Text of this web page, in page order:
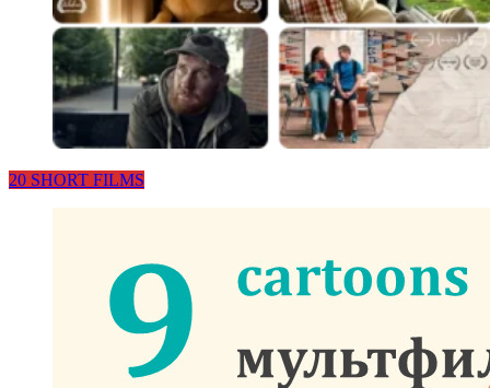
20 SHORT FILMS